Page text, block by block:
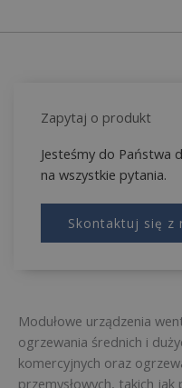
Modułowe urządzenia
ogrzewania średnich i
komercyjnych oraz
przemysłowych, takich jak
Zapytaj o produkt
Jesteśmy do Państwa
na wszystkie pytania.
Skontaktuj się z